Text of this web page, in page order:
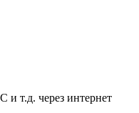
т.д. через интернет